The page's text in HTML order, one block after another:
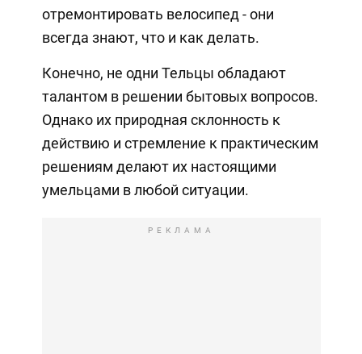
отремонтировать велосипед - они
всегда знают, что и как делать.
Конечно, не одни Тельцы обладают
талантом в решении бытовых вопросов.
Однако их природная склонность к
действию и стремление к практическим
решениям делают их настоящими
умельцами в любой ситуации.
РЕКЛАМА